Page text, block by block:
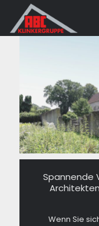
Spannende
Wenn Sie